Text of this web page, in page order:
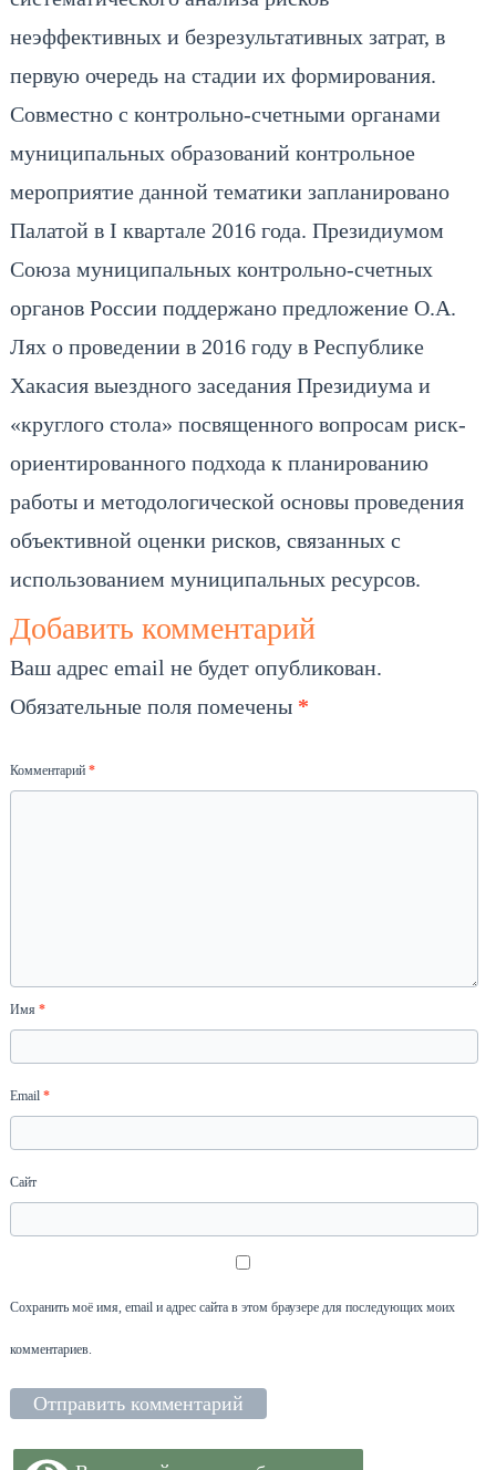
неэффективных и безрезультативных затрат, в
первую очередь на стадии их формирования.
Совместно с контрольно-счетными органами
муниципальных образований контрольное
мероприятие данной тематики запланировано
Палатой в I квартале 2016 года. Президиумом
Союза муниципальных контрольно-счетных
органов России поддержано предложение О.А.
Лях о проведении в 2016 году в Республике
Хакасия выездного заседания Президиума и
«круглого стола» посвященного вопросам риск-
ориентированного подхода к планированию
работы и методологической основы проведения
объективной оценки рисков, связанных с
использованием муниципальных ресурсов.
Добавить комментарий
Ваш адрес email не будет опубликован.
Обязательные поля помечены *
Комментарий*
Имя*
Email*
Сайт
Сохранить моё имя, email и адрес сайта в этом браузере для последующих моих
комментариев.